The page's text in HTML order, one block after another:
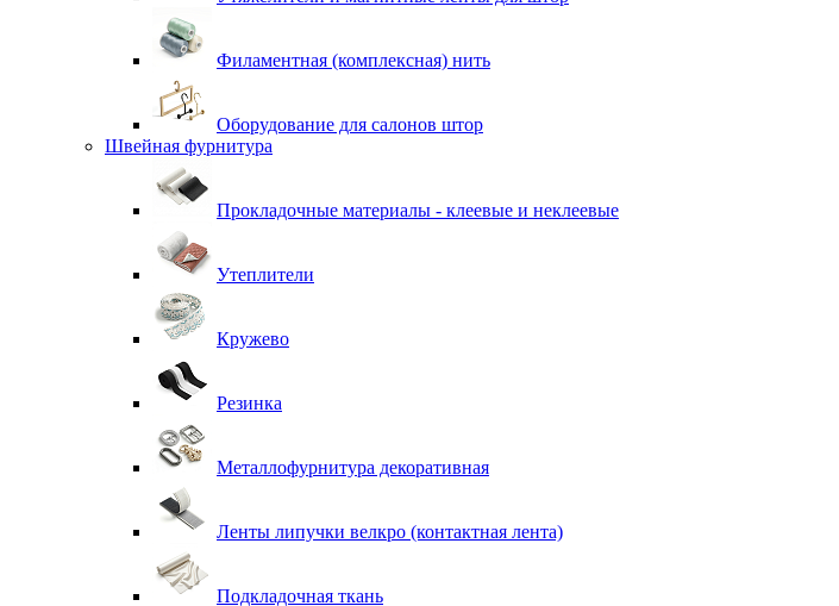
Филаментная (комплексная) нить
Оборудование для салонов штор
Швейная фурнитура
Прокладочные материалы - клеевые и неклеевые
Утеплители
Кружево
Резинка
Металлофурнитура декоративная
Ленты липучки велкро (контактная лента)
Подкладочная ткань